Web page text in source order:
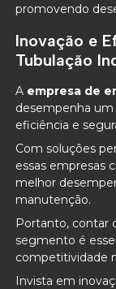
promovendo
Inovação e
Tubulação
A empresa de
desempenha
eficiência e
Com soluções
essas empresas
melhor
manutenção.
Portanto, contar
segmento é
competitividade
Invista em